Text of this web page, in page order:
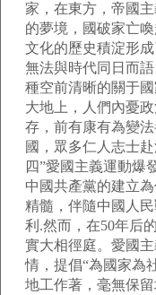
家，在東方，帝國
的夢境，國破家亡
文化的歷史積淀形
無法與時代同日而
種空前清晰的關于
大地上，人們內憂
存，前有康有為變
國，眾多仁人志士
四”愛國主義運動爆
中國共產黨的建立
精髓，伴隨中國人
利.然而，在50年后
實大相徑庭。愛國
情，提倡“為國家為
地工作著，毫無保